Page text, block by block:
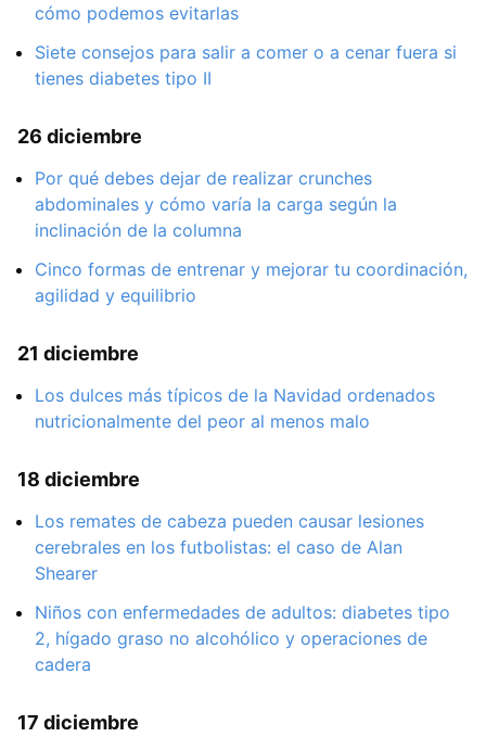
cómo podemos evitarlas
Siete consejos para salir a comer o a cenar fuera si
tienes diabetes tipo II
26 diciembre
Por qué debes dejar de realizar crunches
abdominales y cómo varía la carga según la
inclinación de la columna
Cinco formas de entrenar y mejorar tu coordinación,
agilidad y equilibrio
21 diciembre
Los dulces más típicos de la Navidad ordenados
nutricionalmente del peor al menos malo
18 diciembre
Los remates de cabeza pueden causar lesiones
cerebrales en los futbolistas: el caso de Alan
Shearer
Niños con enfermedades de adultos: diabetes tipo
2, hígado graso no alcohólico y operaciones de
cadera
17 diciembre